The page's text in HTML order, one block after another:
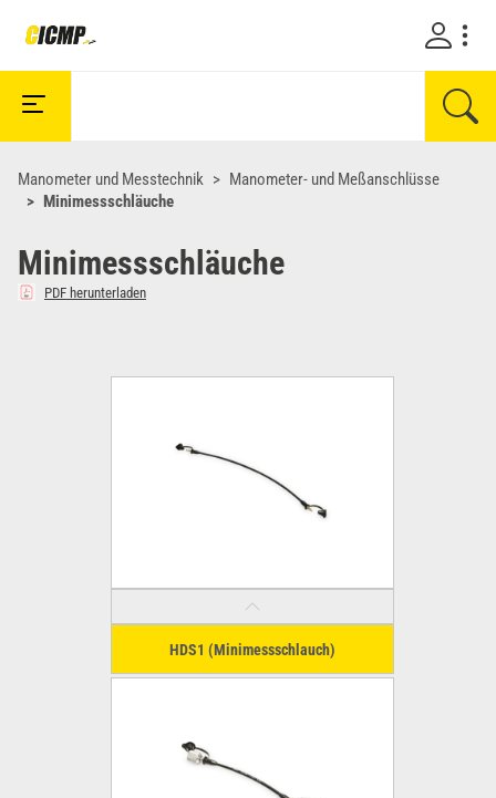
Manometer und Messtechnik
Manometer- und Meßanschlüsse
Minimessschläuche
Minimessschläuche
PDF herunterladen
HDS1 (Minimessschlauch)